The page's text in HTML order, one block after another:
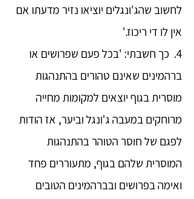
לחשוב שהג'ונגלים יוציאו נזיר מדעתו אם
אין לו די ריכוז.'
4. כך חשבתי: 'בכל פעם שפרושים או
ברהמינים שאינם טהורים בהתנהגות
מוסרית בגוף יוצאים למקומות מחייה
מרוחקים במעבה ג'ונגל וביער, אז הודות
לפגם של חוסר הטוהר בהתנהגות
המוסרית שלהם בגוף, מתעוררים פחד
ואימה בפרושים ובברהמינים הטובים